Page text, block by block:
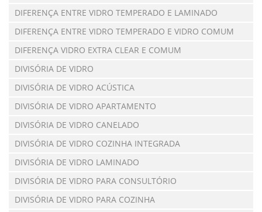
DIFERENÇA ENTRE VIDRO TEMPERADO E LAMINADO
DIFERENÇA ENTRE VIDRO TEMPERADO E VIDRO COMUM
DIFERENÇA VIDRO EXTRA CLEAR E COMUM
DIVISÓRIA DE VIDRO
DIVISÓRIA DE VIDRO ACÚSTICA
DIVISÓRIA DE VIDRO APARTAMENTO
DIVISÓRIA DE VIDRO CANELADO
DIVISÓRIA DE VIDRO COZINHA INTEGRADA
DIVISÓRIA DE VIDRO LAMINADO
DIVISÓRIA DE VIDRO PARA CONSULTÓRIO
DIVISÓRIA DE VIDRO PARA COZINHA